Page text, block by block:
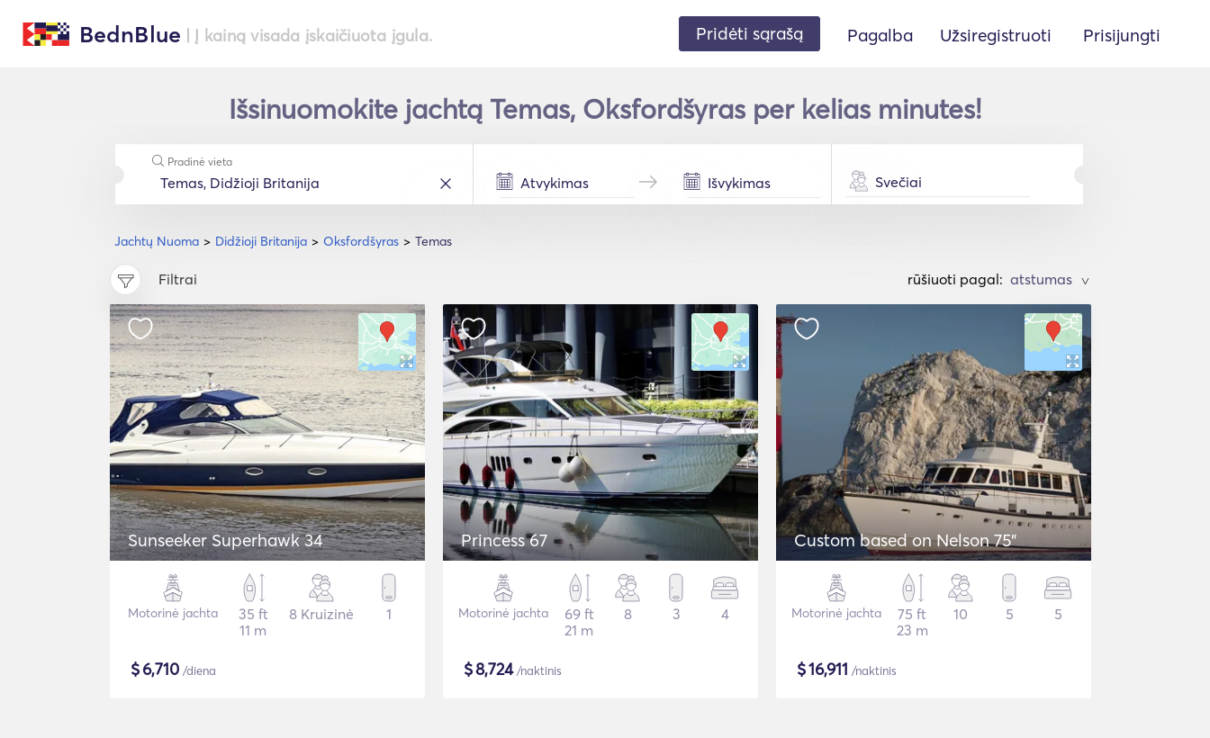
BednBlue | Į kainą visada įskaičiuota įgula. Pridėti sąrašą Pagalba Užsiregistruoti Prisijungti
Išsinuomokite jachtą Temas, Oksfordšyras per kelias minutes!
Jachtų Nuoma Didžioji Britanija Oksfordšyras Temas
Pradinė vieta
Svečiai
Filtrai rūšiuoti pagal: >
Sunseeker Superhawk 34
Motorinė jachta
35 ft
11 m
8 Kruizinė 1
$6,710 /diena
Princess 67
Motorinė jachta
69 ft
21 m
8 3 4
$8,724/naktinis
Custom based on Nelson 75"
Motorinė jachta
75 ft
23 m
10 5 5
$16,911 /naktinis